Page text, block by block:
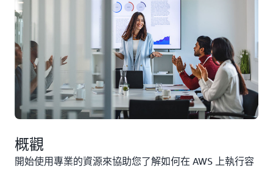
概觀
開始使用專業的資源來協助您了解如何在 AWS 上執行容